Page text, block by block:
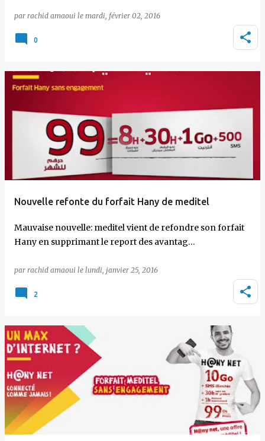
par rachid amaoui le mardi, février 02, 2016
0
Nouvelle refonte du forfait Hany de meditel
Mauvaise nouvelle: meditel vient de refondre son forfait
Hany en supprimant le report des avantag…
par rachid amaoui le lundi, janvier 25, 2016
2